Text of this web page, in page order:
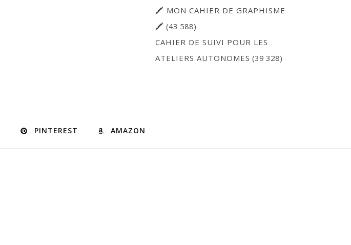
🖍 MON CAHIER DE GRAPHISME
🖍 (43 588)
CAHIER DE SUIVI POUR LES
ATELIERS AUTONOMES (39 328)
PINTEREST AMAZON